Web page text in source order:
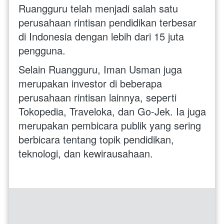
Ruangguru telah menjadi salah satu
perusahaan rintisan pendidikan terbesar
di Indonesia dengan lebih dari 15 juta
pengguna.
Selain Ruangguru, Iman Usman juga
merupakan investor di beberapa
perusahaan rintisan lainnya, seperti
Tokopedia, Traveloka, dan Go-Jek. Ia juga
merupakan pembicara publik yang sering
berbicara tentang topik pendidikan,
teknologi, dan kewirausahaan.